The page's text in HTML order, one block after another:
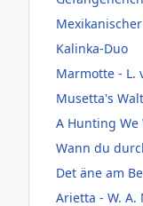
Kalinka-Duo
Marmotte - L.
Musetta's
A Hunting We
Wann du
Det äne am
Arietta - W. A.